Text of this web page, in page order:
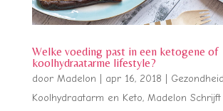
Welke voeding past in een ketogene of
koolhydraatarme lifestyle?
door Madelon apr 16, 2018 Gezondheid
Koolhydraatarm en Keto, Madelon Schrijft